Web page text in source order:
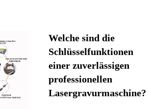
Welche sind die
Schlüsselfunktionen
einer zuverlässigen
professionellen
Lasergravurmaschine?